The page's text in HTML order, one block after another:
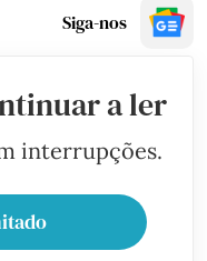
Siga-nos
a ler
interrupções.